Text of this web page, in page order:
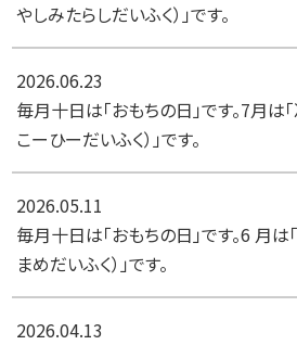
やしみたらしだいふく）」です。
2026.06.23
毎月十日は「おもちの日」です。7月は
こーひーだいふく）」です。
2026.05.11
毎月十日は「おもちの日」です。6 月は
まめだいふく）」です。
2026.04.13